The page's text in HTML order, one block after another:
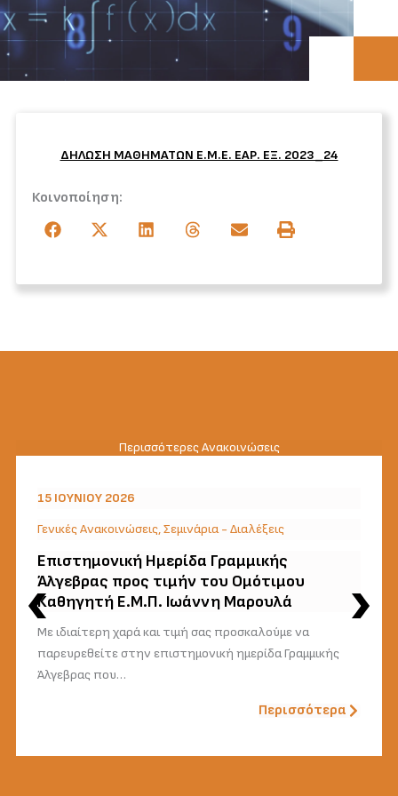
ΔΗΛΩΣΗ ΜΑΘΗΜΑΤΩΝ Ε.Μ.Ε. ΕΑΡ. ΕΞ. 2023_24
Κοινοποίηση:
Περισσότερες Ανακοινώσεις
15 ΙΟΥΝΊΟΥ 2026
Γενικές Ανακοινώσεις,Σεμινάρια - Διαλέξεις
Επιστημονική Ημερίδα Γραμμικής
Άλγεβρας προς τιμήν του Ομότιμου
Καθηγητή Ε.Μ.Π. Ιωάννη Μαρουλά
Με ιδιαίτερη χαρά και τιμή σας προσκαλούμε να
παρευρεθείτε στην επιστημονική ημερίδα Γραμμικής
Άλγεβρας που…
Περισσότερα